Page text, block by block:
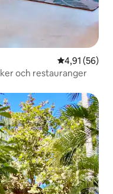
4,91 av 5 i
4,91 (56)
och restauranger